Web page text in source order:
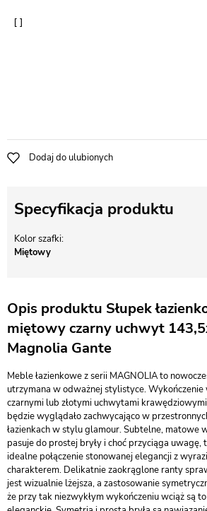
Dodaj do ulubionych
Specyfikacja produktu
Kolor szafki
Miętowy
Opis produktu Słupek
miętowy czarny uchwyt
Magnolia Gante
Meble łazienkowe z serii MAGNOLIA to
utrzymana w odważnej stylistyce.
czarnymi lub złotymi uchwytami
będzie wyglądało zachwycająco w
łazienkach w stylu glamour. Subtelne, matowe
pasuje do prostej bryły i choć przyciąga uwagę,
idealne połączenie stonowanej elegancji z
charakterem. Delikatnie zaokrąglone ranty
jest wizualnie lżejsza, a zastosowanie
że przy tak niezwykłym wykończeniu wciąż są